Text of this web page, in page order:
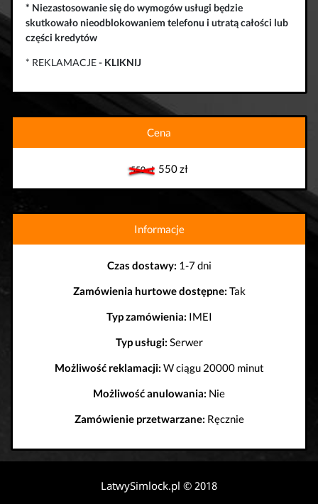
* Niezastosowanie się do wymogów usługi będzie
skutkowało nieodblokowaniem telefonu i utratą całości lub
części kredytów
* REKLAMACJE- KLIKNIJ
Cena
550 zł550 zł
Informacje
Czas dostawy: 1-7 dni
Zamówienia hurtowe dostępne: Tak
Typ zamówienia: IMEI
Typ usługi: Serwer
Możliwość reklamacji: W ciągu 20000 minut
Możliwość anulowania: Nie
Zamówienie przetwarzane: Ręcznie
LatwySimlock.pl © 2018